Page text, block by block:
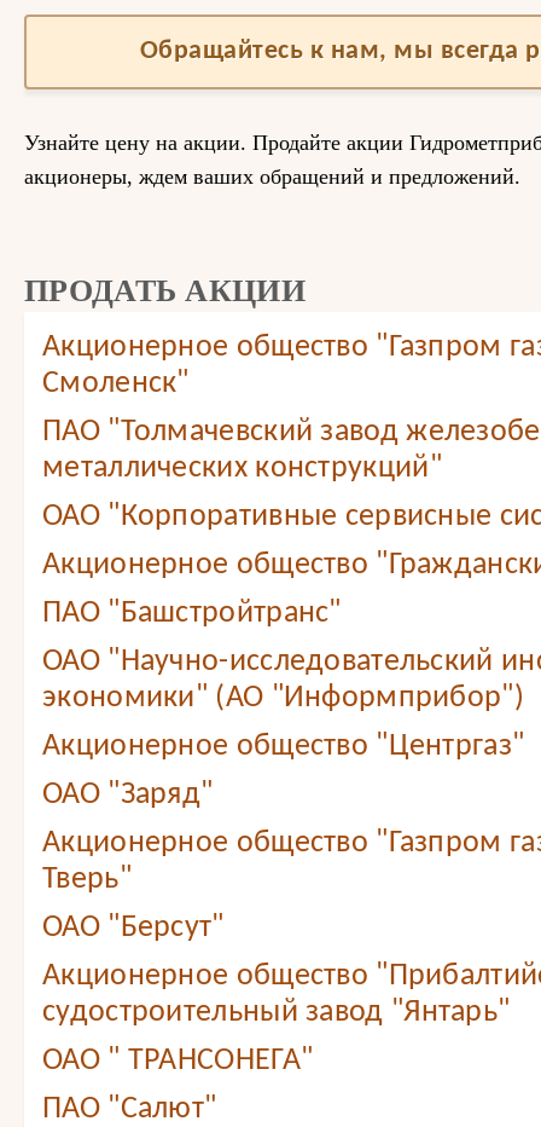
Обращайтесь к нам, мы всегда
Узнайте цену на акции. Продайте акции
акционеры, ждем ваших обращений и предложений.
ПРОДАТЬ АКЦИИ
Акционерное общество "Газпром
Смоленск"
ПАО "Толмачевский завод
металлических конструкций"
ОАО "Корпоративные сервисные
Акционерное общество
ПАО "Башстройтранс"
ОАО "Научно-исследовательский
экономики" (АО "Информприбор")
Акционерное общество "Центргаз"
ОАО "Заряд"
Акционерное общество "Газпром
Тверь"
ОАО "Берсут"
Акционерное общество
судостроительный завод "Янтарь"
ОАО " ТРАНСОНЕГА"
ПАО "Салют"